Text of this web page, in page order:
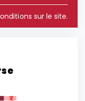
sur le site.